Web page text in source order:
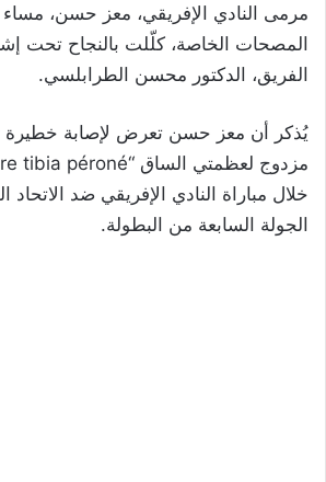
مرمى النادي الإفريقي، معز حسن،
المصحات الخاصة، كلّلت بالنجاح تحت
الفريق، الدكتور محسن الطرابلسي.
يُذكر أن معز حسن تعرض لإصابة
خلال مباراة النادي الإفريقي ضد
الجولة السابعة من البطولة.